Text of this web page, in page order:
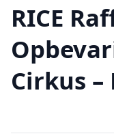
RICE
Cirkus –